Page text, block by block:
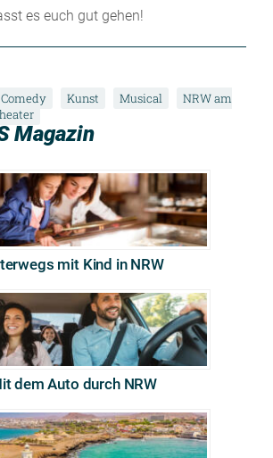
es euch gut gehen!
Comedy Kunst Musical
NRW am
Magazin
mit Kind in NRW
dem Auto durch NRW